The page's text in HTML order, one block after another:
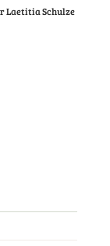
Laetitia Schulze